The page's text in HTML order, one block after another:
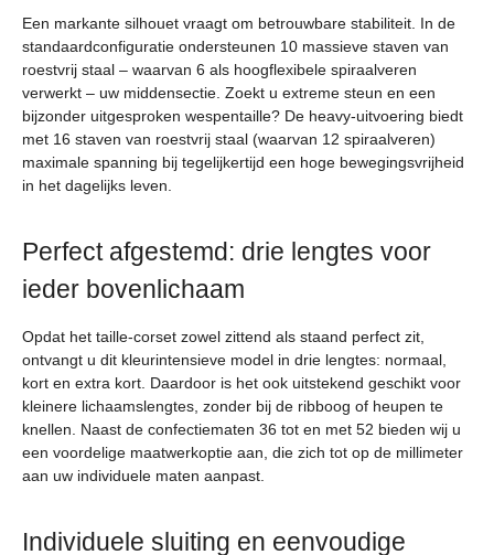
Een markante silhouet vraagt om betrouwbare stabiliteit. In de
standaardconfiguratie ondersteunen 10 massieve staven van
roestvrij staal – waarvan 6 als hoogflexibele spiraalveren
verwerkt – uw middensectie. Zoekt u extreme steun en een
bijzonder uitgesproken wespentaille? De heavy-uitvoering biedt
met 16 staven van roestvrij staal (waarvan 12 spiraalveren)
maximale spanning bij tegelijkertijd een hoge bewegingsvrijheid
in het dagelijks leven.
Perfect afgestemd: drie lengtes voor
ieder bovenlichaam
Opdat het taille-corset zowel zittend als staand perfect zit,
ontvangt u dit kleurintensieve model in drie lengtes: normaal,
kort en extra kort. Daardoor is het ook uitstekend geschikt voor
kleinere lichaamslengtes, zonder bij de ribboog of heupen te
knellen. Naast de confectiematen 36 tot en met 52 bieden wij u
een voordelige maatwerkoptie aan, die zich tot op de millimeter
aan uw individuele maten aanpast.
Individuele sluiting en eenvoudige